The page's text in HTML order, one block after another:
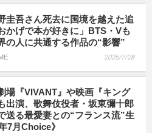
圭吾さん死去に国境を越えた追
かげで本が好きに」BTS・Vも
の人に共通する作品の“影響”
2026/7/28
場『VIVANT』や映画『キング
出演、歌舞伎役者・坂東彌十郎
送る最愛妻との“フランス流”生
7月Choice》